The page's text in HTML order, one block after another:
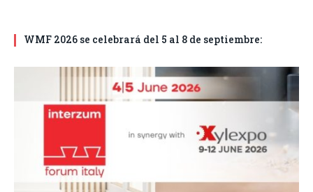
WMF 2026 se celebrará del 5 al 8 de septiembre: